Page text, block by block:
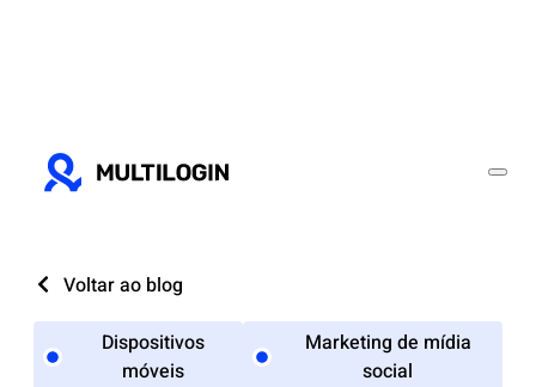
Voltar ao blog
Dispositivos
móveis
Marketing de mídia
social